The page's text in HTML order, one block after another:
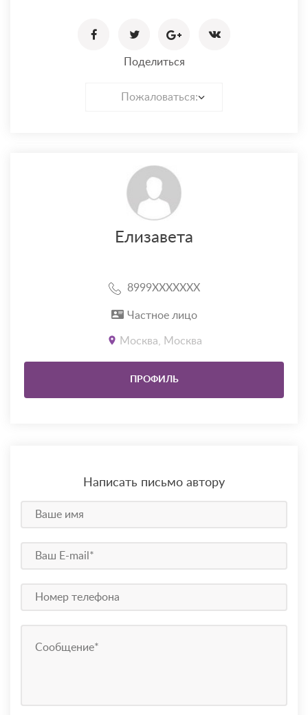
Поделиться
Пожаловаться:
Елизавета
8999XXXXXXX
Частное лицо
Москва, Москва
ПРОФИЛЬ
Написать письмо автору